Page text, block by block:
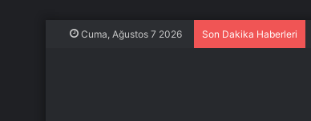
Cuma, Ağustos 7 2026 Son Dakika Haberleri